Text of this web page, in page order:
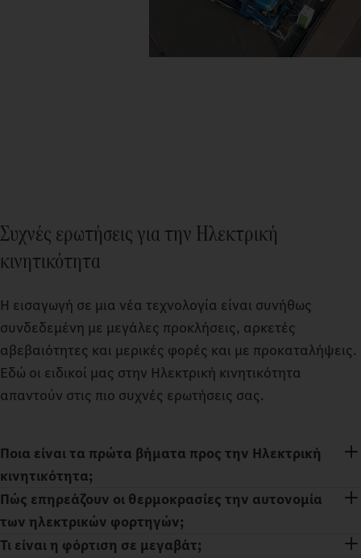
Συχνές ερωτήσεις για την Ηλεκτρική
κινητικότητα
Η εισαγωγή σε μια νέα τεχνολογία είναι συνήθως
συνδεδεμένη με μεγάλες προκλήσεις, αρκετές
αβεβαιότητες και μερικές φορές και με προκαταλήψεις.
Εδώ οι ειδικοί μας στην Ηλεκτρική κινητικότητα
απαντούν στις πιο συχνές ερωτήσεις σας.
Ποια είναι τα πρώτα βήματα προς την Ηλεκτρική
κινητικότητα;
Πώς επηρεάζουν οι θερμοκρασίες την αυτονομία
των ηλεκτρικών φορτηγών;
Τι είναι η φόρτιση σε μεγαβάτ;